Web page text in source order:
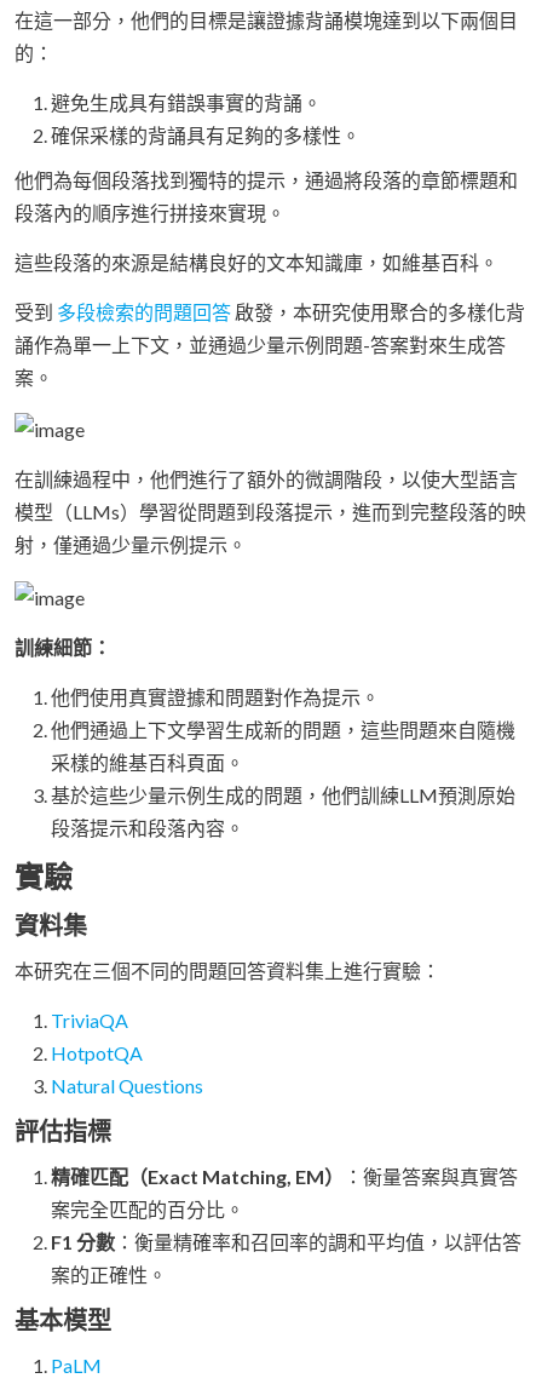
在這一部分，他們的目標是讓證據背誦模塊達到以下兩個目
的：
避免生成具有錯誤事實的背誦。
確保采樣的背誦具有足夠的多樣性。
他們為每個段落找到獨特的提示，通過將段落的章節標題和
段落內的順序進行拼接來實現。
這些段落的來源是結構良好的文本知識庫，如維基百科。
受到 多段檢索的問題回答 啟發，本研究使用聚合的多樣化背
誦作為單一上下文，並通過少量示例問題-答案對來生成答
案。
在訓練過程中，他們進行了額外的微調階段，以使大型語言
模型（LLMs）學習從問題到段落提示，進而到完整段落的映
射，僅通過少量示例提示。
訓練細節：
他們使用真實證據和問題對作為提示。
他們通過上下文學習生成新的問題，這些問題來自隨機
采樣的維基百科頁面。
基於這些少量示例生成的問題，他們訓練LLM預測原始
段落提示和段落內容。
實驗
資料集
本研究在三個不同的問題回答資料集上進行實驗：
TriviaQA
HotpotQA
Natural Questions
評估指標
精確匹配（Exact Matching, EM）
：衡量答案與真實答
案完全匹配的百分比。
F1 分數 ：衡量精確率和召回率的調和平均值，以評估答
案的正確性。
基本模型
PaLM